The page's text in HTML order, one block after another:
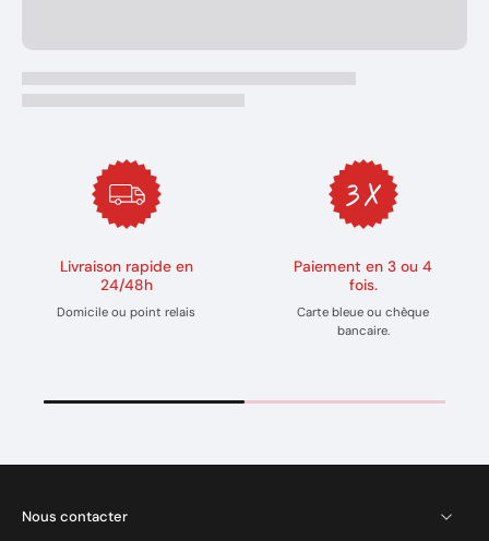
Livraison rapide en
24/48h
Domicile ou point relais
Paiement en 3 ou 4
fois.
Carte bleue ou chèque
bancaire.
Nous contacter